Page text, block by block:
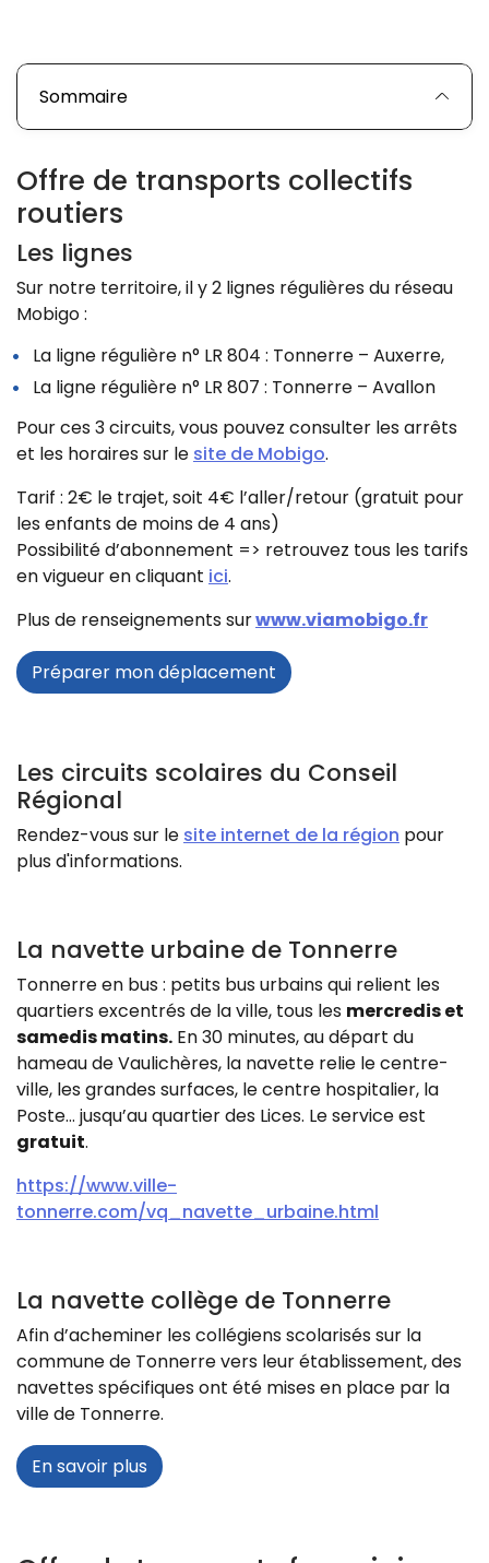
Sommaire
Offre de transports collectifs
routiers
Les lignes
Sur notre territoire, il y 2 lignes régulières du réseau
Mobigo :
La ligne régulière n° LR 804 : Tonnerre – Auxerre,
La ligne régulière n° LR 807 : Tonnerre – Avallon
Pour ces 3 circuits, vous pouvez consulter les arrêts
et les horaires sur le site de Mobigo.
Tarif : 2€ le trajet, soit 4€ l’aller/retour (gratuit pour
les enfants de moins de 4 ans)
Possibilité d’abonnement => retrouvez tous les tarifs
en vigueur en cliquant ici.
Plus de renseignements surwww.viamobigo.fr
Préparer mon déplacement
Les circuits scolaires du Conseil
Régional
Rendez-vous sur le site internet de la région pour
plus d'informations.
La navette urbaine de Tonnerre
Tonnerre en bus : petits bus urbains qui relient les
quartiers excentrés de la ville, tous les mercredis et
samedis matins. En 30 minutes, au départ du
hameau de Vaulichères, la navette relie le centre-
ville, les grandes surfaces, le centre hospitalier, la
Poste… jusqu’au quartier des Lices. Le service est
gratuit.
https://www.ville-
tonnerre.com/vq_navette_urbaine.html
La navette collège de Tonnerre
Afin d’acheminer les collégiens scolarisés sur la
commune de Tonnerre vers leur établissement, des
navettes spécifiques ont été mises en place par la
ville de Tonnerre.
En savoir plus